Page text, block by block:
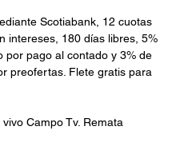
Scotiabank, 12 cuotas
intereses, 180 días libres, 5%
por pago al contado y 3% de
preofertas. Flete gratis para
Campo Tv. Remata